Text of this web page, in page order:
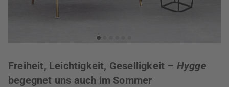
Freiheit, Leichtigkeit, Geselligkeit – Hygge
begegnet uns auch im Sommer